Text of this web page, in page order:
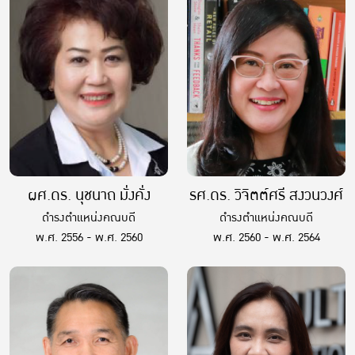
ผศ.ดร. นุชนาถ มั่งคั่ง
ดำรงตำแหน่งคณบดี
พ.ศ. 2556 - พ.ศ. 2560
รศ.ดร. วิจิตต์ศรี สงวนวงศ์
ดำรงตำแหน่งคณบดี
พ.ศ. 2560 - พ.ศ. 2564